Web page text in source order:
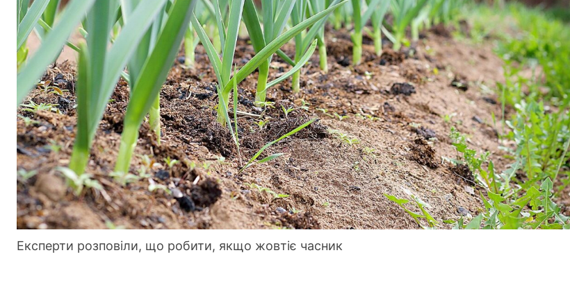
Експерти розповіли, що робити, якщо жовтіє часник